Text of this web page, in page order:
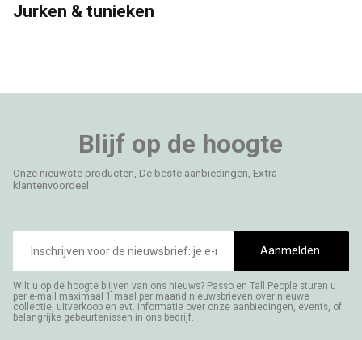
Jurken & tunieken
Blijf op de hoogte
Onze nieuwste producten, De beste aanbiedingen, Extra
klantenvoordeel
mailadres
Aanmelden
Wilt u op de hoogte blijven van ons nieuws? Passo en Tall People sturen u
per e-mail maximaal 1 maal per maand nieuwsbrieven over nieuwe
collectie, uitverkoop en evt. informatie over onze aanbiedingen, events, of
belangrijke gebeurtenissen in ons bedrijf.